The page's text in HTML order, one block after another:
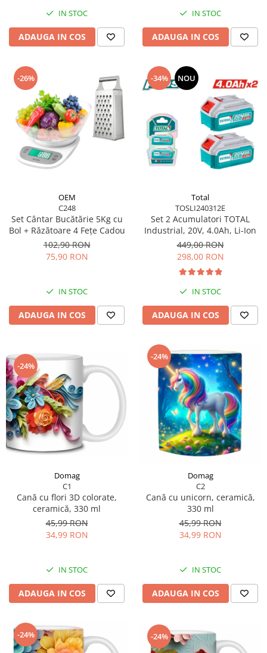
Unelte pentru grădină
Greble
Motoforeze și Burghie de Pământ
Ventilatoare
IN STOC
ADAUGA IN COS
IN STOC
ADAUGA IN COS
-26%
OEM
C248
Set Cântar Bucătărie 5Kg cu
Bol + Răzătoare 4 Fețe Cadou
102,90 RON
75,90 RON
IN STOC
ADAUGA IN COS
-34% NOU
Total
TOSLI240312E
Set 2 Acumulatori TOTAL
Industrial, 20V, 4.0Ah, Li-Ion
449,00 RON
298,00 RON
IN STOC
ADAUGA IN COS
-24%
Domag
C1
Cană cu flori 3D colorate,
ceramică, 330 ml
45,99 RON
34,99 RON
IN STOC
ADAUGA IN COS
-24%
Domag
C2
Cană cu unicorn, ceramică,
330 ml
45,99 RON
34,99 RON
IN STOC
ADAUGA IN COS
-24% -24%